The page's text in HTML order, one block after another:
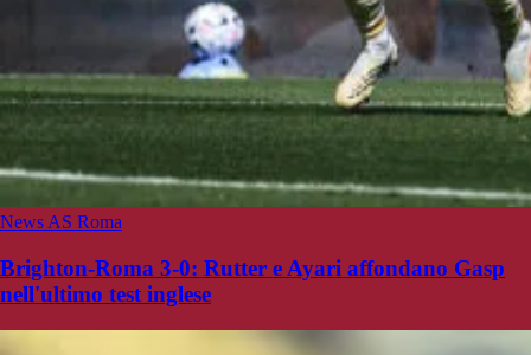
News AS Roma
Brighton-Roma 3-0: Rutter e Ayari affondano Gasp
nell'ultimo test inglese